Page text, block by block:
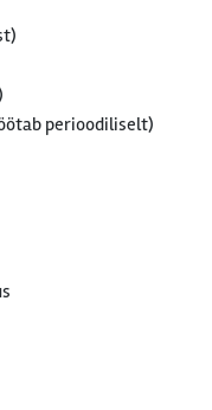
perioodiliselt)